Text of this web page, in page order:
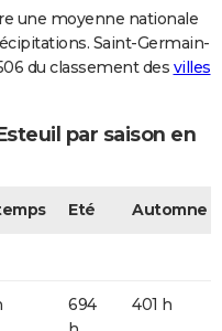
une moyenne nationale
Saint-Germain-
du classement des villes
par saison en
Eté Automne
694
401 h